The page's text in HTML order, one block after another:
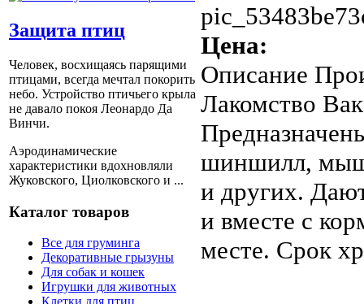
Защита птиц
Человек, восхищаясь парящими
птицами, всегда мечтал покорить
небо. Устройство птичьего крыла
не давало покоя Леонардо Да
Винчи.
Аэродинамические
характеристики вдохновляли
Жуковского, Циолковского и ...
Каталог товаров
Все для груминга
Декоративные грызуны
Для собак и кошек
Игрушки для животных
Цена:
Описание
Лакомство
шиншилл,
и других.
и вместе с
месте. Срок